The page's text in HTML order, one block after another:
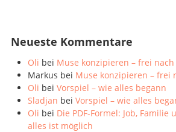
Neueste Kommentare
Oli bei Muse konzipieren – frei nach
Markus bei Muse konzipieren – frei
Oli bei Vorspiel – wie alles begann
Sladjan bei Vorspiel – wie alles
Oli bei Die PDF-Formel: Job,
alles ist möglich